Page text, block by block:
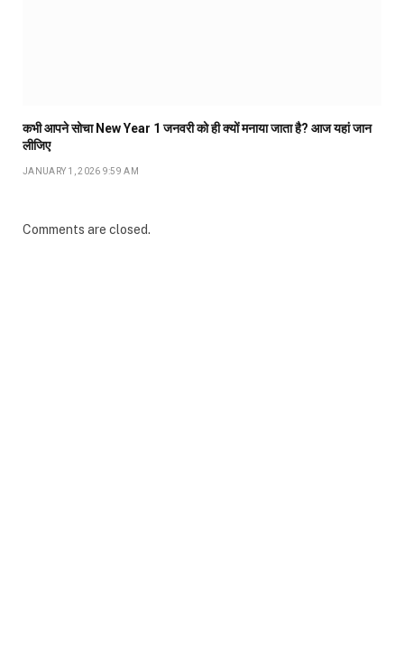
कभी आपने सोचा New Year 1 जनवरी को ही क्यों मनाया जाता है? आज यहां जान
लीजिए
JANUARY 1, 2026 9:59 AM
Comments are closed.